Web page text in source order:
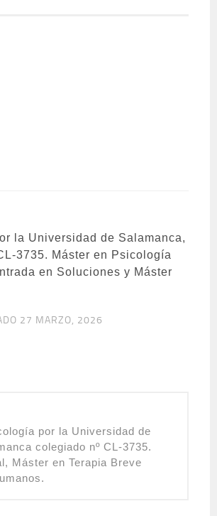
la Universidad de Salamanca,
3735. Máster en Psicología
en Soluciones y Máster
27 MARZO, 2026
por la Universidad de
colegiado nº CL-3735.
Máster en Terapia Breve